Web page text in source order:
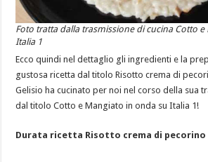
Foto tratta dalla trasmissione di cucina Cotto
Italia 1
Ecco quindi nel dettaglio gli ingredienti e la
gustosa ricetta dal titolo Risotto crema di
Gelisio ha cucinato per noi nel corso della sua
dal titolo Cotto e Mangiato in onda su Italia 1!
Durata ricetta Risotto crema di pecorino